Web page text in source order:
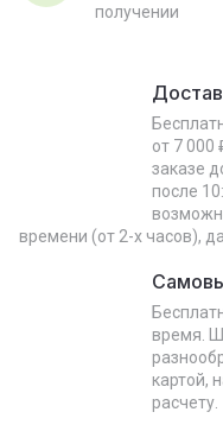
получении
от 7 000
заказе
после
времени (от 2-х часов),
время.
картой,
расчету.